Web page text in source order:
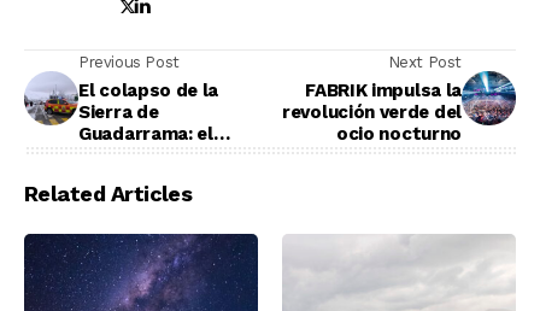
Previous Post
El colapso de la
Sierra de
Guadarrama: el
trampa ambiental
Next Post
FABRIK impulsa la
revolución verde del
ocio nocturno
Related Articles